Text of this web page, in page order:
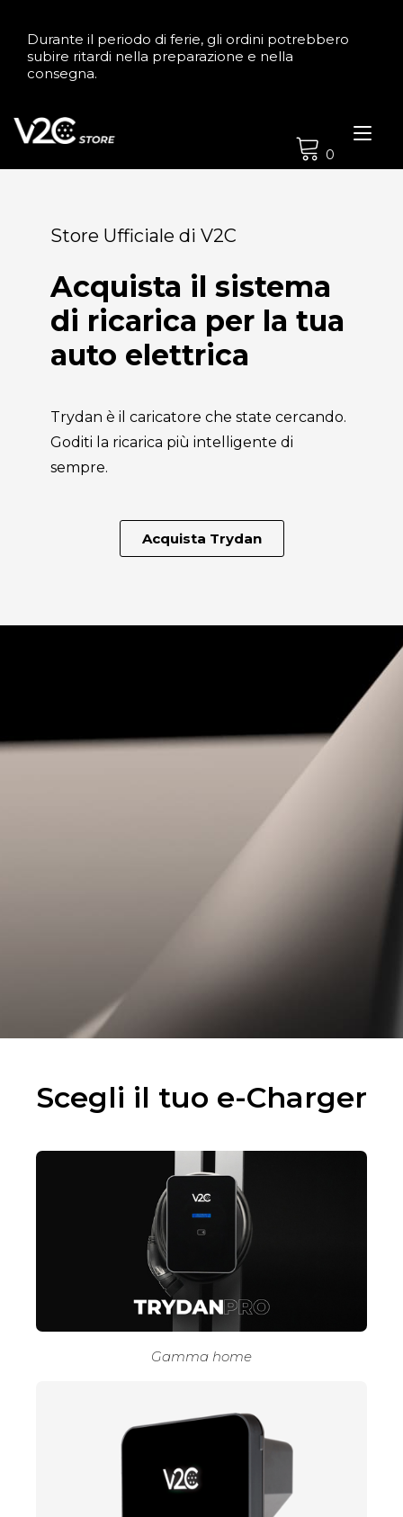
Durante il periodo di ferie, gli ordini potrebbero
subire ritardi nella preparazione e nella
consegna.
0
Store Ufficiale di V2C
Acquista il sistema
di ricarica per la tua
auto elettrica
Trydan è il caricatore che state cercando.
Goditi la ricarica più intelligente di
sempre.
Acquista Trydan
Scegli il tuo e-Charger
Gamma home